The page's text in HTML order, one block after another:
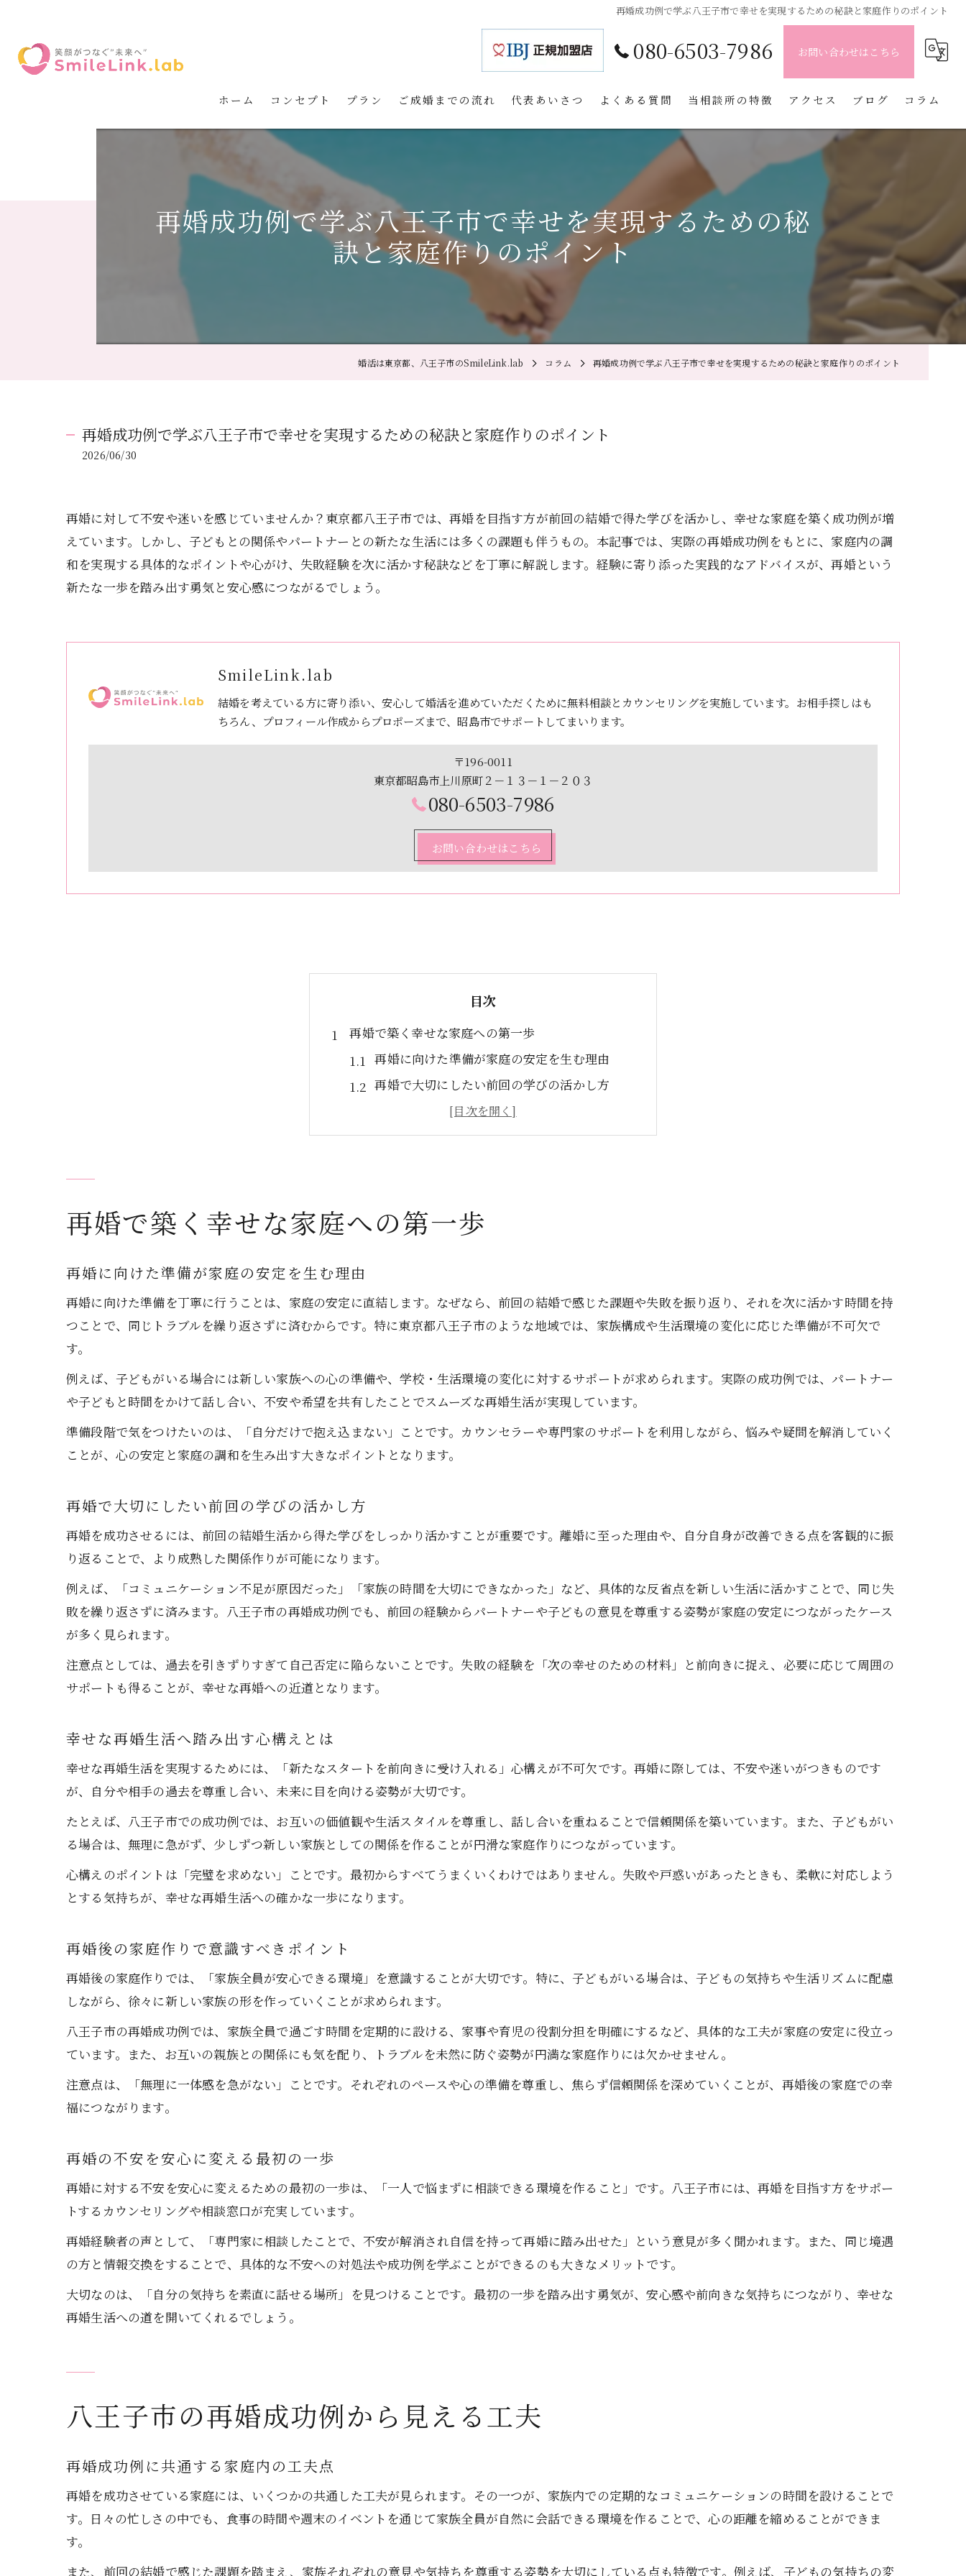
再婚成功例で学ぶ八王子市で幸せを実現するための秘訣と家庭作りのポイント
080-6503-7986 お問い合わせはこちら
ホーム コンセプト プラン ご成婚までの流れ 代表あいさつ よくある質問 当相談所の特徴
立川市の婚活
再婚
アクセス
漫画特集
ブログ コラム
再婚成功例で学ぶ八王子市で幸せを実現するための秘
訣と家庭作りのポイント
婚活は東京都、八王子市のSmileLink.lab コラム 再婚成功例で学ぶ八王子市で幸せを実現するための秘訣と家庭作りのポイント
再婚成功例で学ぶ八王子市で幸せを実現するための秘訣と家庭作りのポイント
2026/06/30
再婚に対して不安や迷いを感じていませんか？東京都八王子市では、再婚を目指す方が前回の結婚で得た学びを活かし、幸せな家庭を築く成功例が増
えています。しかし、子どもとの関係やパートナーとの新たな生活には多くの課題も伴うもの。本記事では、実際の再婚成功例をもとに、家庭内の調
和を実現する具体的なポイントや心がけ、失敗経験を次に活かす秘訣などを丁寧に解説します。経験に寄り添った実践的なアドバイスが、再婚という
新たな一歩を踏み出す勇気と安心感につながるでしょう。
SmileLink.lab
結婚を考えている方に寄り添い、安心して婚活を進めていただくために無料相談とカウンセリングを実施しています。お相手探しはも
ちろん、プロフィール作成からプロポーズまで、昭島市でサポートしてまいります。
〒196-0011
東京都昭島市上川原町２－１３－１－２０３
080-6503-7986
お問い合わせはこちら
目次
再婚で築く幸せな家庭への第一歩
再婚に向けた準備が家庭の安定を生む理由
再婚で大切にしたい前回の学びの活かし方
幸せな再婚生活へ踏み出す心構えとは
再婚後の家庭作りで意識すべきポイント
再婚成功例に共通する家庭内の工夫点
八王子市で再婚がうまくいく理由を探る
再婚経験者の声から学ぶ調和の秘訣
前回の結婚経験が再婚に活きる理由
再婚で自分の魅力を再発見する方法
再婚で得られる新たな幸せの形とは
子どもとの調和を重視した再婚の進め方
再婚時に子どもとパートナーをつなぐ配慮
再婚準備で大切な心の整理と行動計画
再婚を前向きに進めるための心構えとは
再婚後の家庭に必要な信頼と努力の秘訣
再婚で築く幸せな家庭への第一歩
再婚に向けた準備が家庭の安定を生む理由
再婚に向けた準備を丁寧に行うことは、家庭の安定に直結します。なぜなら、前回の結婚で感じた課題や失敗を振り返り、それを次に活かす時間を持
つことで、同じトラブルを繰り返さずに済むからです。特に東京都八王子市のような地域では、家族構成や生活環境の変化に応じた準備が不可欠で
す。
例えば、子どもがいる場合には新しい家族への心の準備や、学校・生活環境の変化に対するサポートが求められます。実際の成功例では、パートナー
や子どもと時間をかけて話し合い、不安や希望を共有したことでスムーズな再婚生活が実現しています。
準備段階で気をつけたいのは、「自分だけで抱え込まない」ことです。カウンセラーや専門家のサポートを利用しながら、悩みや疑問を解消していく
ことが、心の安定と家庭の調和を生み出す大きなポイントとなります。
再婚で大切にしたい前回の学びの活かし方
再婚を成功させるには、前回の結婚生活から得た学びをしっかり活かすことが重要です。離婚に至った理由や、自分自身が改善できる点を客観的に振
り返ることで、より成熟した関係作りが可能になります。
例えば、「コミュニケーション不足が原因だった」「家族の時間を大切にできなかった」など、具体的な反省点を新しい生活に活かすことで、同じ失
敗を繰り返さずに済みます。八王子市の再婚成功例でも、前回の経験からパートナーや子どもの意見を尊重する姿勢が家庭の安定につながったケース
が多く見られます。
注意点としては、過去を引きずりすぎて自己否定に陥らないことです。失敗の経験を「次の幸せのための材料」と前向きに捉え、必要に応じて周囲の
サポートも得ることが、幸せな再婚への近道となります。
幸せな再婚生活へ踏み出す心構えとは
幸せな再婚生活を実現するためには、「新たなスタートを前向きに受け入れる」心構えが不可欠です。再婚に際しては、不安や迷いがつきものです
が、自分や相手の過去を尊重し合い、未来に目を向ける姿勢が大切です。
たとえば、八王子市での成功例では、お互いの価値観や生活スタイルを尊重し、話し合いを重ねることで信頼関係を築いています。また、子どもがい
る場合は、無理に急がず、少しずつ新しい家族としての関係を作ることが円滑な家庭作りにつながっています。
心構えのポイントは「完璧を求めない」ことです。最初からすべてうまくいくわけではありません。失敗や戸惑いがあったときも、柔軟に対応しよう
とする気持ちが、幸せな再婚生活への確かな一歩になります。
再婚後の家庭作りで意識すべきポイント
再婚後の家庭作りでは、「家族全員が安心できる環境」を意識することが大切です。特に、子どもがいる場合は、子どもの気持ちや生活リズムに配慮
しながら、徐々に新しい家族の形を作っていくことが求められます。
八王子市の再婚成功例では、家族全員で過ごす時間を定期的に設ける、家事や育児の役割分担を明確にするなど、具体的な工夫が家庭の安定に役立っ
ています。また、お互いの親族との関係にも気を配り、トラブルを未然に防ぐ姿勢が円満な家庭作りには欠かせません。
注意点は、「無理に一体感を急がない」ことです。それぞれのペースや心の準備を尊重し、焦らず信頼関係を深めていくことが、再婚後の家庭での幸
福につながります。
再婚の不安を安心に変える最初の一歩
再婚に対する不安を安心に変えるための最初の一歩は、「一人で悩まずに相談できる環境を作ること」です。八王子市には、再婚を目指す方をサポー
トするカウンセリングや相談窓口が充実しています。
再婚経験者の声として、「専門家に相談したことで、不安が解消され自信を持って再婚に踏み出せた」という意見が多く聞かれます。また、同じ境遇
の方と情報交換をすることで、具体的な不安への対処法や成功例を学ぶことができるのも大きなメリットです。
大切なのは、「自分の気持ちを素直に話せる場所」を見つけることです。最初の一歩を踏み出す勇気が、安心感や前向きな気持ちにつながり、幸せな
再婚生活への道を開いてくれるでしょう。
八王子市の再婚成功例から見える工夫
再婚成功例に共通する家庭内の工夫点
再婚を成功させている家庭には、いくつかの共通した工夫が見られます。その一つが、家族内での定期的なコミュニケーションの時間を設けることで
す。日々の忙しさの中でも、食事の時間や週末のイベントを通じて家族全員が自然に会話できる環境を作ることで、心の距離を縮めることができま
す。
また、前回の結婚で感じた課題を踏まえ、家族それぞれの意見や気持ちを尊重する姿勢を大切にしている点も特徴です。例えば、子どもの気持ちの変